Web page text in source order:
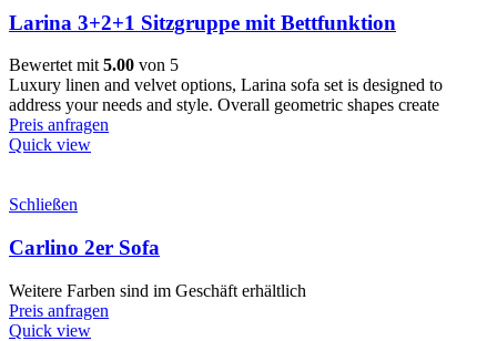
Larina 3+2+1 Sitzgruppe mit Bettfunktion
Bewertet mit5.00 von 5
Luxury linen and velvet options, Larina sofa set is designed to
address your needs and style. Overall geometric shapes create
Preis anfragen
Quick view
Schließen
Carlino 2er Sofa
Weitere Farben sind im Geschäft erhältlich
Preis anfragen
Quick view